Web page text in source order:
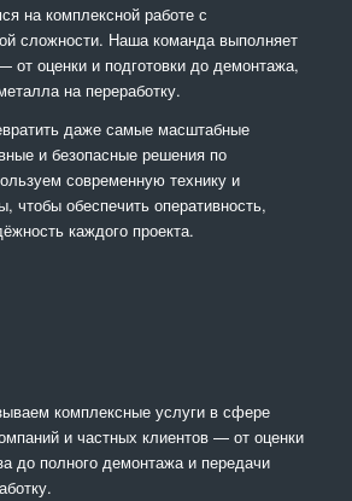
на комплексной работе с
сложности. Наша команда выполняет
от оценки и подготовки до демонтажа,
на переработку.
даже самые масштабные
и безопасные решения по
современную технику и
чтобы обеспечить оперативность,
каждого проекта.
комплексные услуги в сфере
и частных клиентов — от оценки
до полного демонтажа и передачи